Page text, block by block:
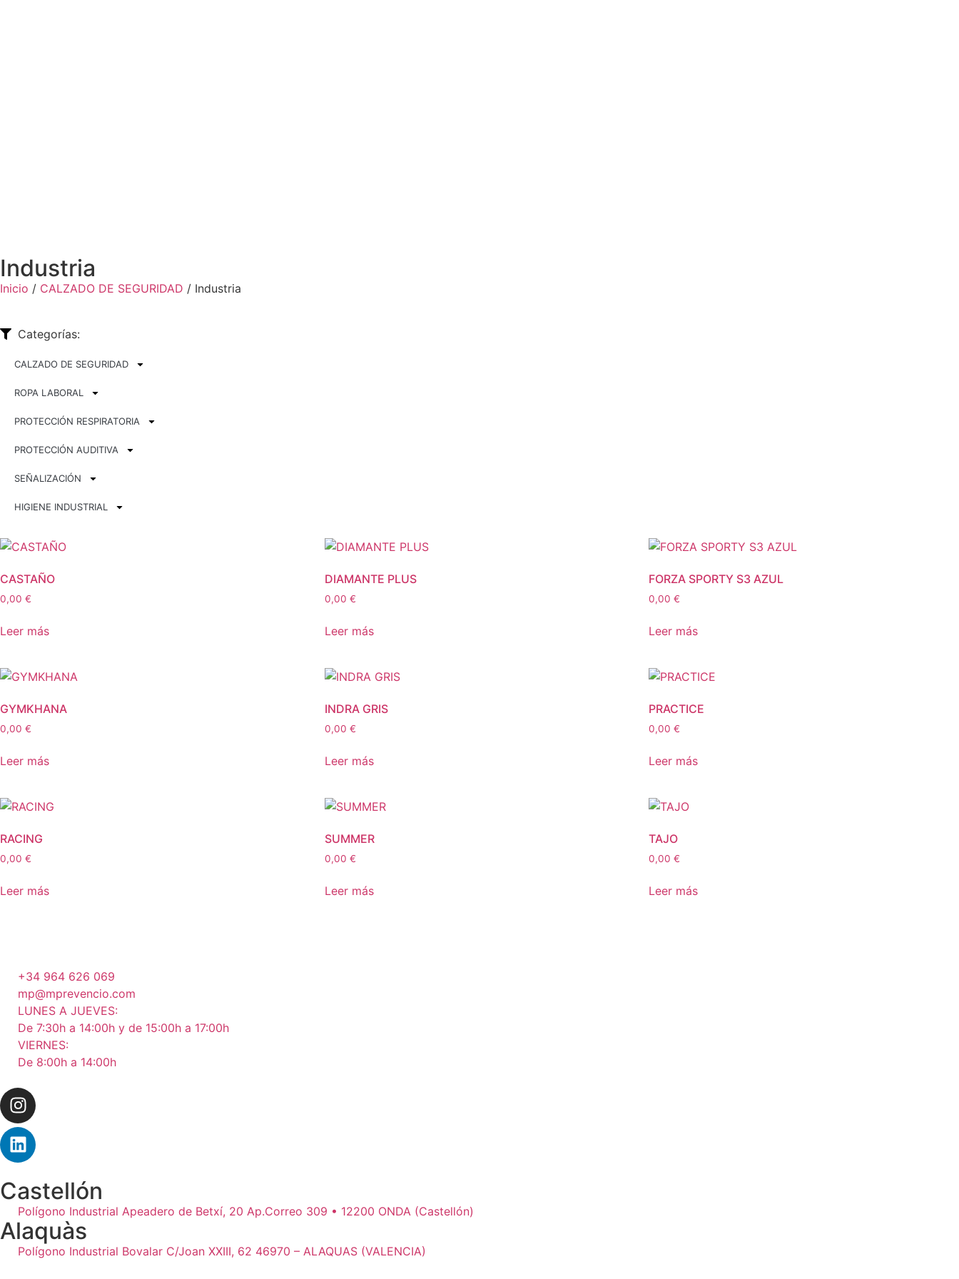
Industria
Inicio / CALZADO DE SEGURIDAD / Industria
Categorías:
CALZADO DE SEGURIDAD
ROPA LABORAL
PROTECCIÓN RESPIRATORIA
PROTECCIÓN AUDITIVA
SEÑALIZACIÓN
HIGIENE INDUSTRIAL
CASTAÑO
0,00 €
Leer más
DIAMANTE PLUS
0,00 €
Leer más
FORZA SPORTY S3 AZUL
0,00€
Leer más
GYMKHANA
0,00 €
Leer más
INDRA GRIS
0,00 €
Leer más
PRACTICE
0,00€
Leer más
RACING
0,00 €
Leer más
SUMMER
0,00 €
Leer más
TAJO
0,00€
Leer más
+34 964 626 069
mp@mprevencio.com
LUNES A JUEVES:
De 7:30h a 14:00h y de 15:00h a 17:00h
VIERNES:
De 8:00h a 14:00h
Castellón
Polígono Industrial Apeadero de Betxí, 20 Ap.Correo 309 • 12200 ONDA (Castellón)
Alaquàs
Polígono Industrial Bovalar C/Joan XXIII, 62 46970 – ALAQUAS (VALENCIA)